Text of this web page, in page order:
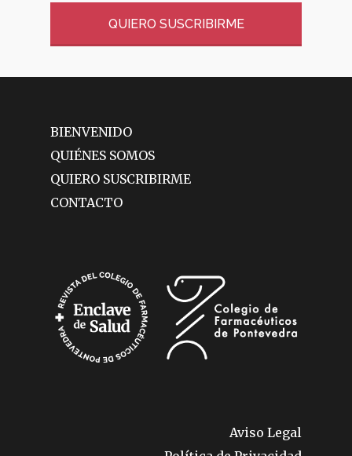
QUIERO SUSCRIBIRME
BIENVENIDO
QUIÉNES SOMOS
QUIERO SUSCRIBIRME
CONTACTO
Aviso Legal